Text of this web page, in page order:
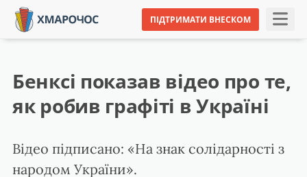
ПІДТРИМАТИ ВНЕСКОМ
Бенксі показав відео про те,
як робив графіті в Україні
Відео підписано: «На знак солідарності з
народом України».